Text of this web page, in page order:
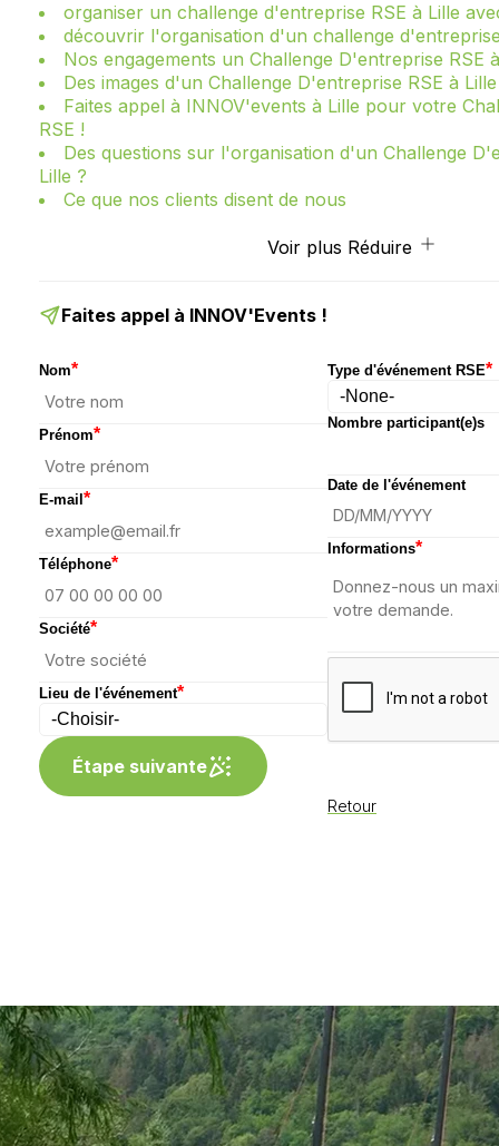
organiser un challenge d'entreprise RSE à Lille
découvrir l'organisation d'un challenge
Nos engagements un Challenge D'entreprise RSE
Des images d'un Challenge D'entreprise RSE à Lille
Faites appel à INNOV'events à Lille pour votre
RSE !
Des questions sur l'organisation d'un Challenge
Lille ?
Ce que nos clients disent de nous
Voir plus Réduire
Faites appel à INNOV'Events !
Nom*
Prénom*
E-mail *
Téléphone*
Société*
Lieu de l'événement*
Étape suivante
Type d'événement RSE*
Nombre participant(e)s
Date de l'événement
Informations*
Retour